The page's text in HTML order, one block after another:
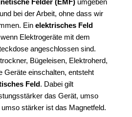
bzw. „Mikrotesla“ (μT)
(SSK),
Bewertung der Evidenz
elektromagnetische Felder
der
mit wissenschaftlicher
auf den menschlichen
Felder (EMF) umgeben
bei der Arbeit, ohne dass wir
Ein elektrisches Feld
Elektrogeräte mit dem
angeschlossen sind.
Bügeleisen, Elektroherd,
Geräte einschalten, entsteht
Feld. Dabei gilt
das Gerät, umso
stärker ist das Magnetfeld.